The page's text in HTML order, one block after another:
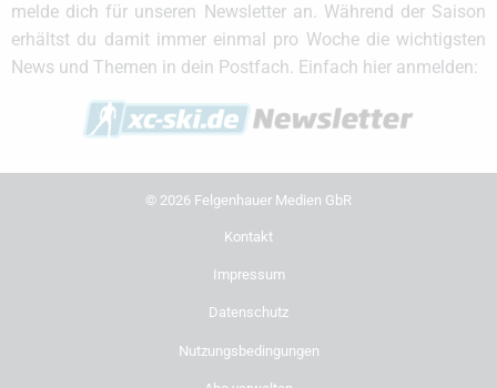
melde dich für unseren Newsletter an. Während der Saison
erhältst du damit immer einmal pro Woche die wichtigsten
News und Themen in dein Postfach. Einfach hier anmelden:
© 2026 Felgenhauer Medien GbR
Kontakt
Impressum
Datenschutz
Nutzungsbedingungen